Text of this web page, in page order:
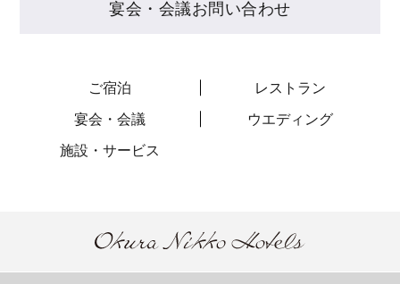
宴会・会議お問い合わせ
ご宿泊 レストラン
宴会・会議 ウエディング
施設・サービス